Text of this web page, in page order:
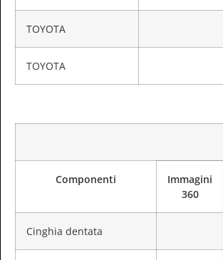
TOYOTA
TOYOTA
Componenti
Immagini
360
Cinghia dentata